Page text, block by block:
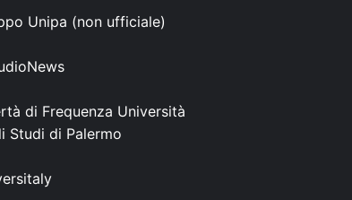
Unipa (non ufficiale)
di Frequenza Università
Studi di Palermo